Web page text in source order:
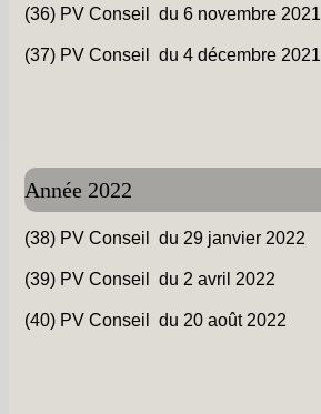
(36) PV Conseil du 6 novembre 2021
(37) PV Conseil du 4 décembre 2021
Année 2022
(38) PV Conseil du 29 janvier 2022
(39) PV Conseil du 2 avril 2022
(40) PV Conseil du 20 août 2022